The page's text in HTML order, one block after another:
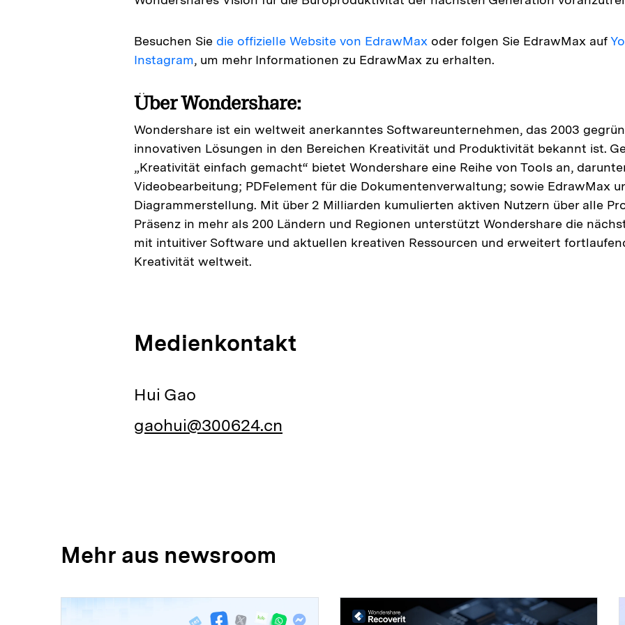
Besuchen Sie die offizielle Website von EdrawMax oder folgen Sie EdrawMax auf
Instagram, um mehr Informationen zu EdrawMax zu erhalten.
Über Wondershare:
Wondershare ist ein weltweit anerkanntes Softwareunternehmen, das 2003
innovativen Lösungen in den Bereichen Kreativität und Produktivität bekannt ist.
„Kreativität einfach gemacht“ bietet Wondershare eine Reihe von Tools an,
Videobearbeitung; PDFelement für die Dokumentenverwaltung; sowie EdrawMax
Diagrammerstellung. Mit über 2 Milliarden kumulierten aktiven Nutzern über alle
Präsenz in mehr als 200 Ländern und Regionen unterstützt Wondershare die
mit intuitiver Software und aktuellen kreativen Ressourcen und erweitert
Kreativität weltweit.
Medienkontakt
Hui Gao
gaohui@300624.cn
Mehr aus newsroom